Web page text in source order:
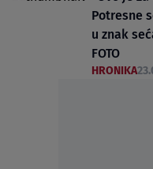
Potresne
u znak
FOTO
HRONIKA